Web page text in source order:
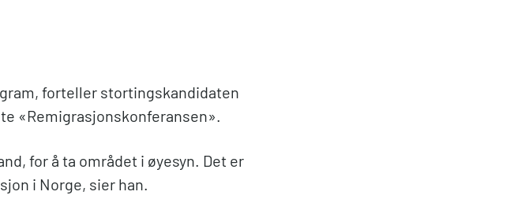
forteller stortingskandidaten
«Remigrasjonskonferansen».
for å ta området i øyesyn. Det er
i Norge, sier han.